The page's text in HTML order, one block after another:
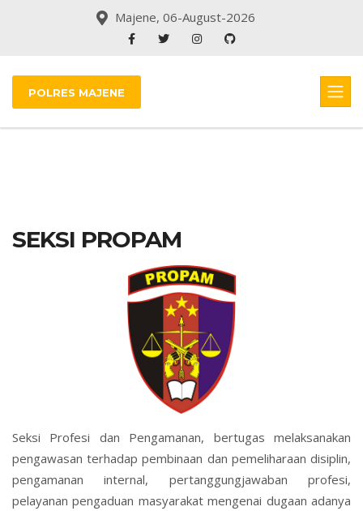
Majene, 06-August-2026
POLRES MAJENE
SEKSI PROPAM
Seksi Profesi dan Pengamanan, bertugas melaksanakan
pengawasan terhadap pembinaan dan pemeliharaan disiplin,
pengamanan internal, pertanggungjawaban profesi,
pelayanan pengaduan masyarakat mengenai dugaan adanya